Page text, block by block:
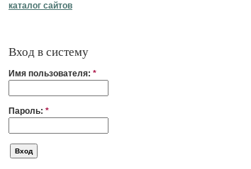
каталог сайтов
Вход в систему
Имя пользователя: *
Пароль: *